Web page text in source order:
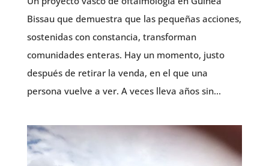
Bissau que demuestra que las pequeñas acciones,
sostenidas con constancia, transforman
comunidades enteras. Hay un momento, justo
después de retirar la venda, en el que una
persona vuelve a ver. A veces lleva años sin...